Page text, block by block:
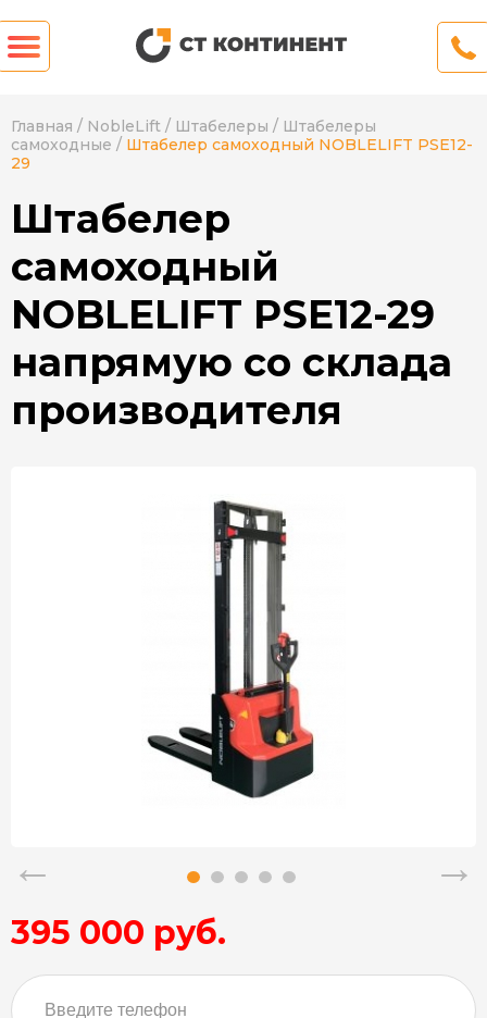
Главная / NobleLift / Штабелеры / Штабелеры
самоходные / Штабелер самоходный NOBLELIFT PSE12-
29
Штабелер
самоходный
NOBLELIFT PSE12-29
напрямую со склада
производителя
395 000 руб.